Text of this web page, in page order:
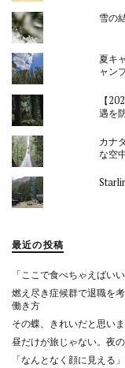
雪の
夏キ
ャン
【
遇を
カナ
な空
最近の投稿
「ここで食べちゃえばい
燃え尽き症候群で退職を
働き方
その蝶、きれいだと思い
昼だけが旅じゃない。夜
「なんとなく顔に見える